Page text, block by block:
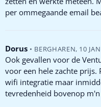
per ommegaande email
Dorus • BERGHAREN, 10
Ook gevallen voor de
voor een hele zachte prijs.
wifi integratie maar
tevredenheid bovenop